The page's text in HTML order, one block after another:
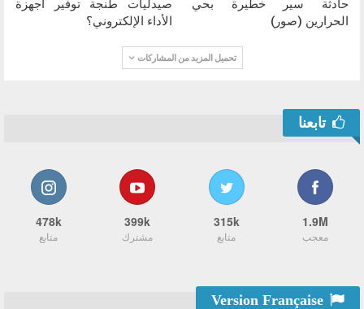
حادثة سير خطيرة بحي
الحرارين (صور)
صيدليات طنجة توفير أجهزة
الأداء الإلكتروني؟
تحميل المزيد من المشاركات
تابعنا
1.9M
معجب
315k
متابع
399k
مشترك
478k
متابع